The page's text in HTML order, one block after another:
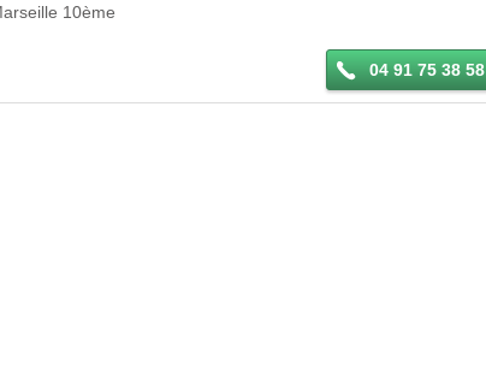
10ème
04 91 75 38 58